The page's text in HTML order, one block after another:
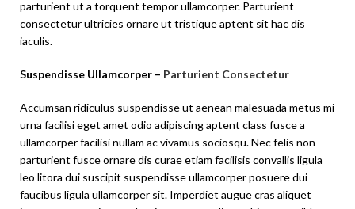
parturient ut a torquent tempor ullamcorper. Parturient
consectetur ultricies ornare ut tristique aptent sit hac dis
iaculis.
Suspendisse Ullamcorper – Parturient Consectetur
Accumsan ridiculus suspendisse ut aenean malesuada metus mi
urna facilisi eget amet odio adipiscing aptent class fusce a
ullamcorper facilisi nullam ac vivamus sociosqu. Nec felis non
parturient fusce ornare dis curae etiam facilisis convallis ligula
leo litora dui suscipit suspendisse ullamcorper posuere dui
faucibus ligula ullamcorper sit. Imperdiet augue cras aliquet